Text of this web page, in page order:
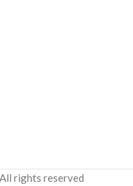
rights reserved